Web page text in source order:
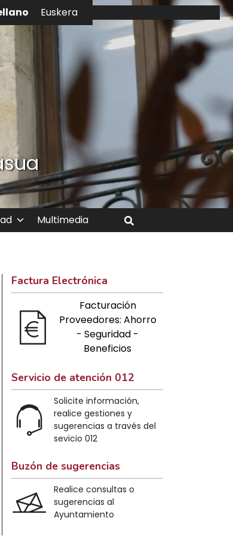
Euskera
Multimedia
Buscar
Factura Electrónica
Facturación
Proveedores: Ahorro
- Seguridad -
Beneficios
Servicio de atención 012
Solicite información,
realice gestiones y
sugerencias a través del
sevicio 012
Buzón de sugerencias
Realice consultas o
sugerencias al
Ayuntamiento